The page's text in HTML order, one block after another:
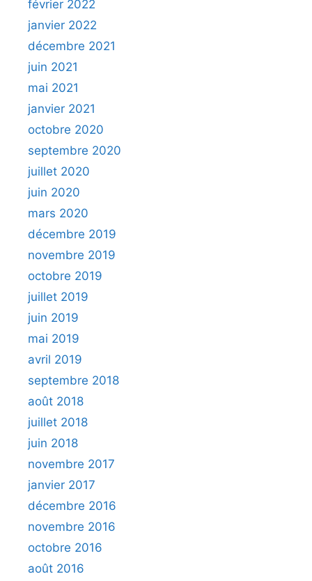
février 2022
janvier 2022
décembre 2021
juin 2021
mai 2021
janvier 2021
octobre 2020
septembre 2020
juillet 2020
juin 2020
mars 2020
décembre 2019
novembre 2019
octobre 2019
juillet 2019
juin 2019
mai 2019
avril 2019
septembre 2018
août 2018
juillet 2018
juin 2018
novembre 2017
janvier 2017
décembre 2016
novembre 2016
octobre 2016
août 2016